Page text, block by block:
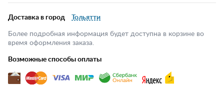
Доставка в город Тольятти
Более подробная информация будет доступна в корзине во
время оформления заказа.
Возможные способы оплаты